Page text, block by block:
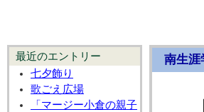
最近のエントリー
七夕飾り
歌ごえ広場
「マージー小倉の親子
南生涯